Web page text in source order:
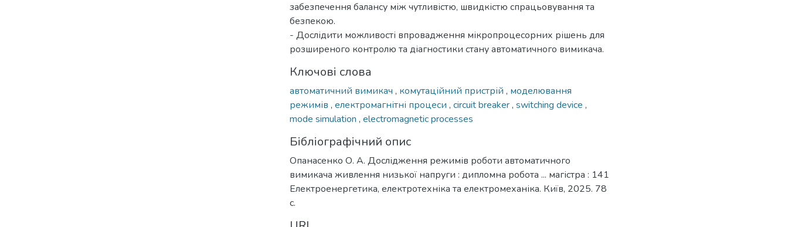
забезпечення балансу між чутливістю, швидкістю спрацьовування та
безпекою.
- Дослідити можливості впровадження мікропроцесорних рішень для
розширеного контролю та діагностики стану автоматичного вимикача.
Ключові слова
автоматичний вимикач , комутаційний пристрій , моделювання
режимів , електромагнітні процеси , circuit breaker, switching device ,
mode simulation , electromagnetic processes
Бібліографічний опис
Опанасенко О. А. Дослідження режимів роботи автоматичного
вимикача живлення низької напруги : дипломна робота ... магістра : 141
Електроенергетика, електротехніка та електромеханіка. Київ, 2025. 78
с.